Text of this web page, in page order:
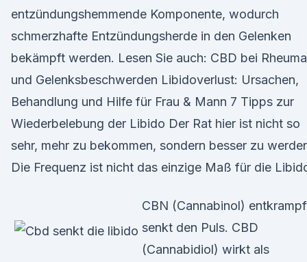
entzündungshemmende Komponente, wodurch
schmerzhafte Entzündungsherde in den Gelenken
bekämpft werden. Lesen Sie auch: CBD bei Rheuma
und Gelenksbeschwerden Libidoverlust: Ursachen,
Behandlung und Hilfe für Frau & Mann 7 Tipps zur
Wiederbelebung der Libido Der Rat hier ist nicht so
sehr, mehr zu bekommen, sondern besser zu
Die Frequenz ist nicht das einzige Maß für die
CBN (Cannabinol)
senkt den Puls. CBD
(Cannabidiol) wirkt als